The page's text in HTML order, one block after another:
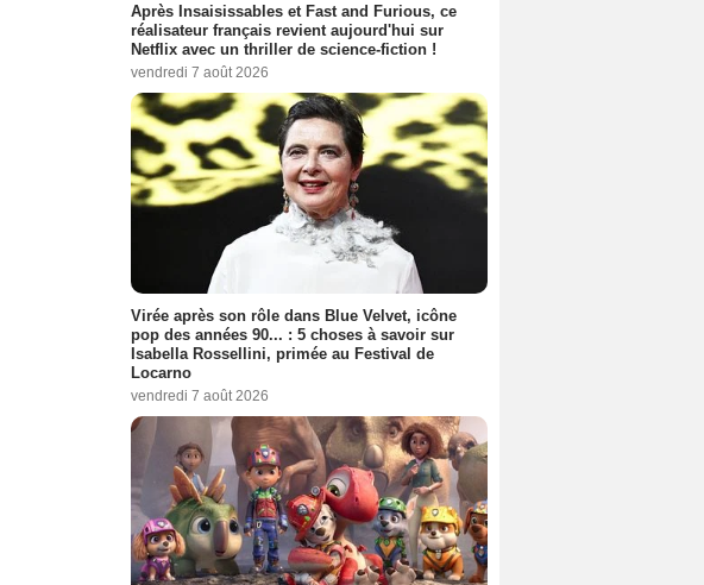
Après Insaisissables et Fast and Furious, ce
réalisateur français revient aujourd'hui sur
Netflix avec un thriller de science-fiction !
vendredi 7 août 2026
Virée après son rôle dans Blue Velvet, icône
pop des années 90... : 5 choses à savoir sur
Isabella Rossellini, primée au Festival de
Locarno
vendredi 7 août 2026